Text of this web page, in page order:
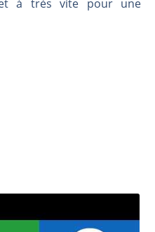
à très vite pour une